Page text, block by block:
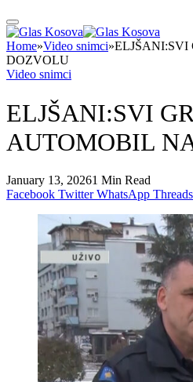
Home»Video snimci»ELJŠANI:SVI
DOZVOLU
Video snimci
ELJŠANI:SVI
AUTOMOBIL
January 13, 20261 Min Read
Facebook Twitter WhatsApp Threads